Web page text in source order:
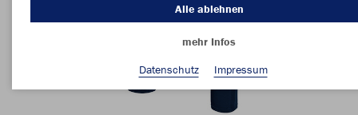
Alle ablehnen
mehr Infos
Datenschutz
Impressum